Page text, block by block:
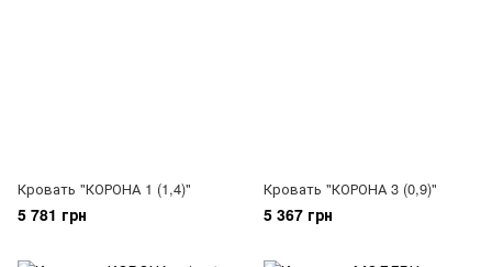
Кровать "КОРОНА 1 (1,4)"
5 781 грн
Кровать "КОРОНА 3 (0,9)"
5 367 грн